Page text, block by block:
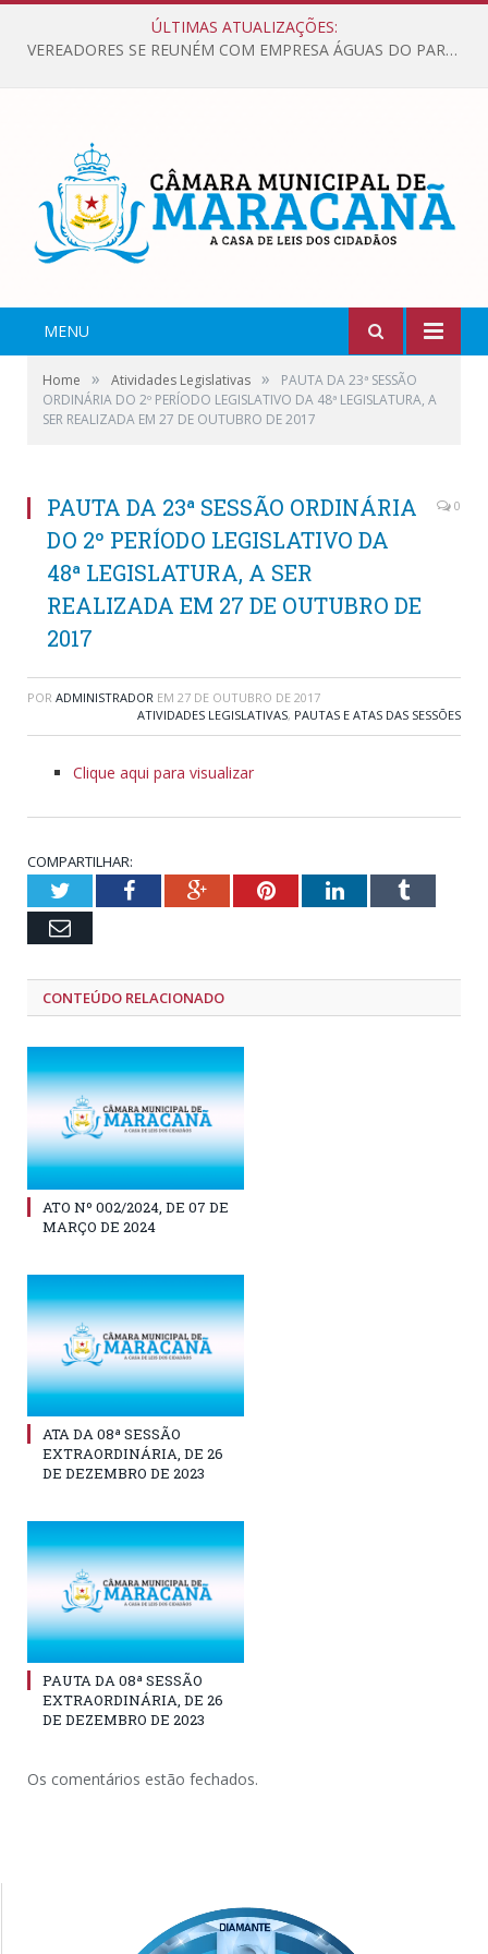
ÚLTIMAS ATUALIZAÇÕES:
VEREADORES SE REUNÉM COM EMPRESA ÁGUAS DO PARÁ, PARA APRESENTAR REIVINDICAÇÕES E MELHORIAS NA QUALIDADE DOS SERVIÇOS OFERECIDOS Á POPULAÇÃO.
MENU
Home » Atividades Legislativas »
PAUTA DA 23ª SESSÃO
ORDINÁRIA DO 2º PERÍODO LEGISLATIVO DA 48ª LEGISLATURA, A
SER REALIZADA EM 27 DE OUTUBRO DE 2017
PAUTA DA 23ª SESSÃO ORDINÁRIA
DO 2º PERÍODO LEGISLATIVO DA
48ª LEGISLATURA, A SER
REALIZADA EM 27 DE OUTUBRO DE
2017
0
POR ADMINISTRADOR EM 27 DE OUTUBRO DE 2017
ATIVIDADES LEGISLATIVAS, PAUTAS E ATAS DAS SESSÕES
Clique aqui para visualizar
COMPARTILHAR:
TwitterFacebookGoogle+PinterestLinkedInTumblr
Email
CONTEÚDO RELACIONADO
ATO Nº 002/2024, DE 07 DE
MARÇO DE 2024
ATA DA 08ª SESSÃO
EXTRAORDINÁRIA, DE 26
DE DEZEMBRO DE 2023
PAUTA DA 08ª SESSÃO
EXTRAORDINÁRIA, DE 26
DE DEZEMBRO DE 2023
Os comentários estão fechados.